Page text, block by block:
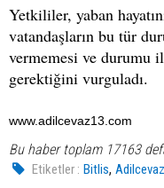
Yetkililer, yaban
vatandaşların bu tür
vermemesi ve
gerektiğini vurguladı.
www.adilcevaz13.com
Bu haber toplam 17163
Etiketler : Bitlis,